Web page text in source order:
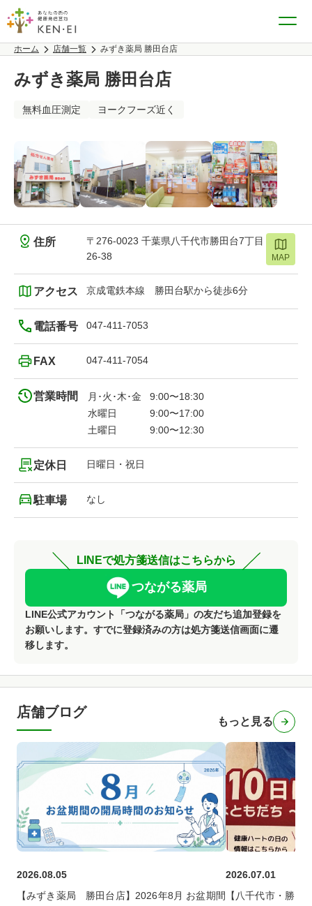
ホーム 店舗一覧 みずき薬局 勝田台店
みずき薬局 勝田台店
無料血圧測定 ヨークフーズ近く
住所
〒276-0023 千葉県八千代市勝田台7丁目
26-38
MAP
アクセス 京成電鉄本線 勝田台駅から徒歩6分
電話番号 047-411-7053
FAX 047-411-7054
営業時間 月･火･木･金
9:00〜18:30
水曜日
9:00〜17:00
土曜日
9:00〜12:30
定休日 日曜日・祝日
駐車場 なし
LINEで処方箋送信はこちらから
つながる薬局
LINE公式アカウント「つながる薬局」の友だち追加登録を
お願いします。すでに登録済みの方は処方箋送信画面に遷
移します。
店舗ブログ
もっと見る
2026.08.05
【みずき薬局 勝田台店】2026年8月 お盆期間
2026.07.01
【八千代市・勝田